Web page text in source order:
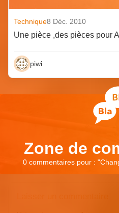
Technique8 Déc. 2010
Une pièce ,des pièces pour
piwi
Zone de
0 commentaires pour : "